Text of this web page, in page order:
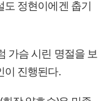
도 정현이에겐 춥기
가슴 시린 명절을 보
이 진행된다.